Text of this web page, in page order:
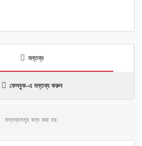
মন্তব্য
ফেসবুক-এ মন্তব্য করুন
মন্তব্যসমূহ বন্ধ করা হয়.